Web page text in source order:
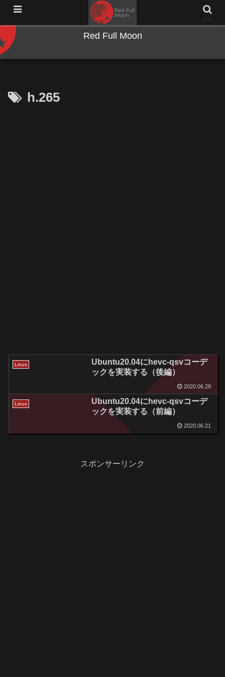
NWとキーボードのジャンク沼に沈む夜
Red Full Moon
h.265
Linux
Ubuntu20.04にhevc-qsvコーデ
ックを実装する（後編）
2020.06.28
Linux
Ubuntu20.04にhevc-qsvコーデ
ックを実装する（前編）
2020.06.21
スポンサーリンク